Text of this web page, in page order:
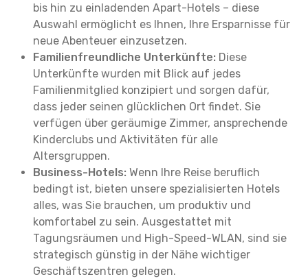
bis hin zu einladenden Apart-Hotels – diese
Auswahl ermöglicht es Ihnen, Ihre Ersparnisse für
neue Abenteuer einzusetzen.
Familienfreundliche Unterkünfte: Diese
Unterkünfte wurden mit Blick auf jedes
Familienmitglied konzipiert und sorgen dafür,
dass jeder seinen glücklichen Ort findet. Sie
verfügen über geräumige Zimmer, ansprechende
Kinderclubs und Aktivitäten für alle
Altersgruppen.
Business-Hotels: Wenn Ihre Reise beruflich
bedingt ist, bieten unsere spezialisierten Hotels
alles, was Sie brauchen, um produktiv und
komfortabel zu sein. Ausgestattet mit
Tagungsräumen und High-Speed-WLAN, sind sie
strategisch günstig in der Nähe wichtiger
Geschäftszentren gelegen.